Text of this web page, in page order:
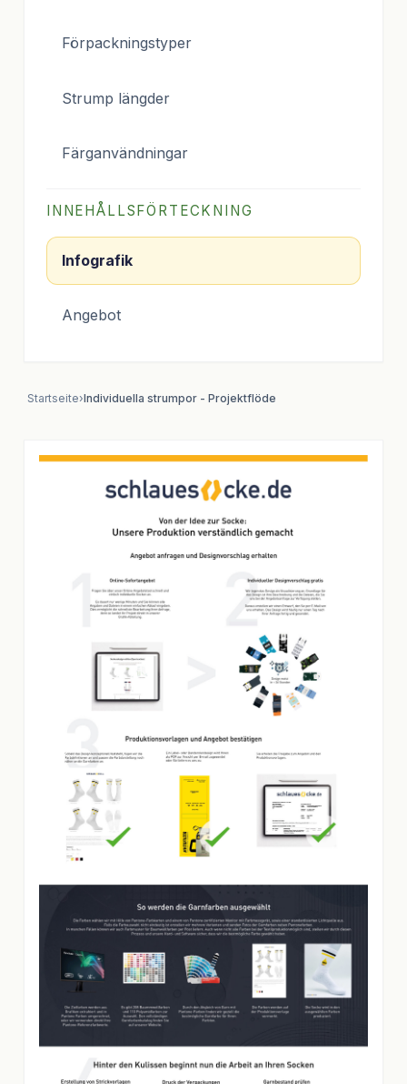
Förpackningstyper
Strump längder
Färganvändningar
INNEHÅLLSFÖRTECKNING
Infografik
Angebot
Startseite›Individuella strumpor - Projektflöde